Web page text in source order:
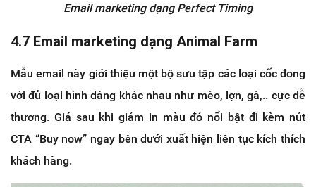
Email marketing dạng Perfect Timing
4.7 Email marketing dạng Animal Farm
Mẫu email này giới thiệu một bộ sưu tập các loại cốc đong
với đủ loại hình dáng khác nhau như mèo, lợn, gà,.. cực dễ
thương. Giá sau khi giảm in màu đỏ nổi bật đi kèm nút
CTA “Buy now” ngay bên dưới xuất hiện liên tục kích thích
khách hàng.